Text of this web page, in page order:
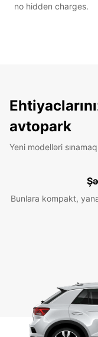
no hidden charges.
avtopark
Yeni modelləri
Bunlara kompakt,